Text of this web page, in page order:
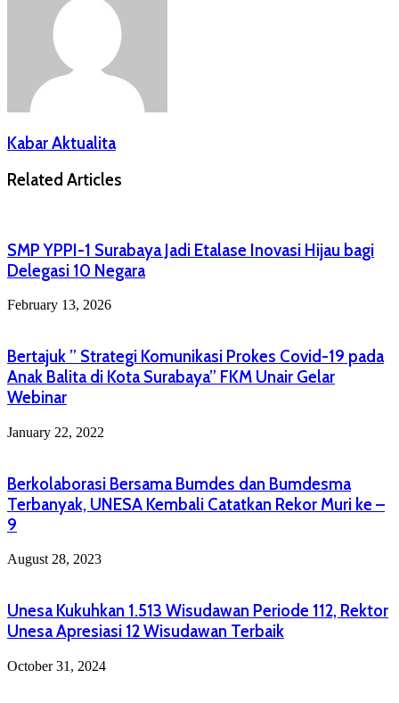
Kabar Aktualita
Related Articles
SMP YPPI-1 Surabaya Jadi Etalase Inovasi Hijau bagi
Delegasi 10 Negara
February 13, 2026
Bertajuk ” Strategi Komunikasi Prokes Covid-19 pada
Anak Balita di Kota Surabaya” FKM Unair Gelar
Webinar
January 22, 2022
Berkolaborasi Bersama Bumdes dan Bumdesma
Terbanyak, UNESA Kembali Catatkan Rekor Muri ke –
9
August 28, 2023
Unesa Kukuhkan 1.513 Wisudawan Periode 112, Rektor
Unesa Apresiasi 12 Wisudawan Terbaik
October 31, 2024